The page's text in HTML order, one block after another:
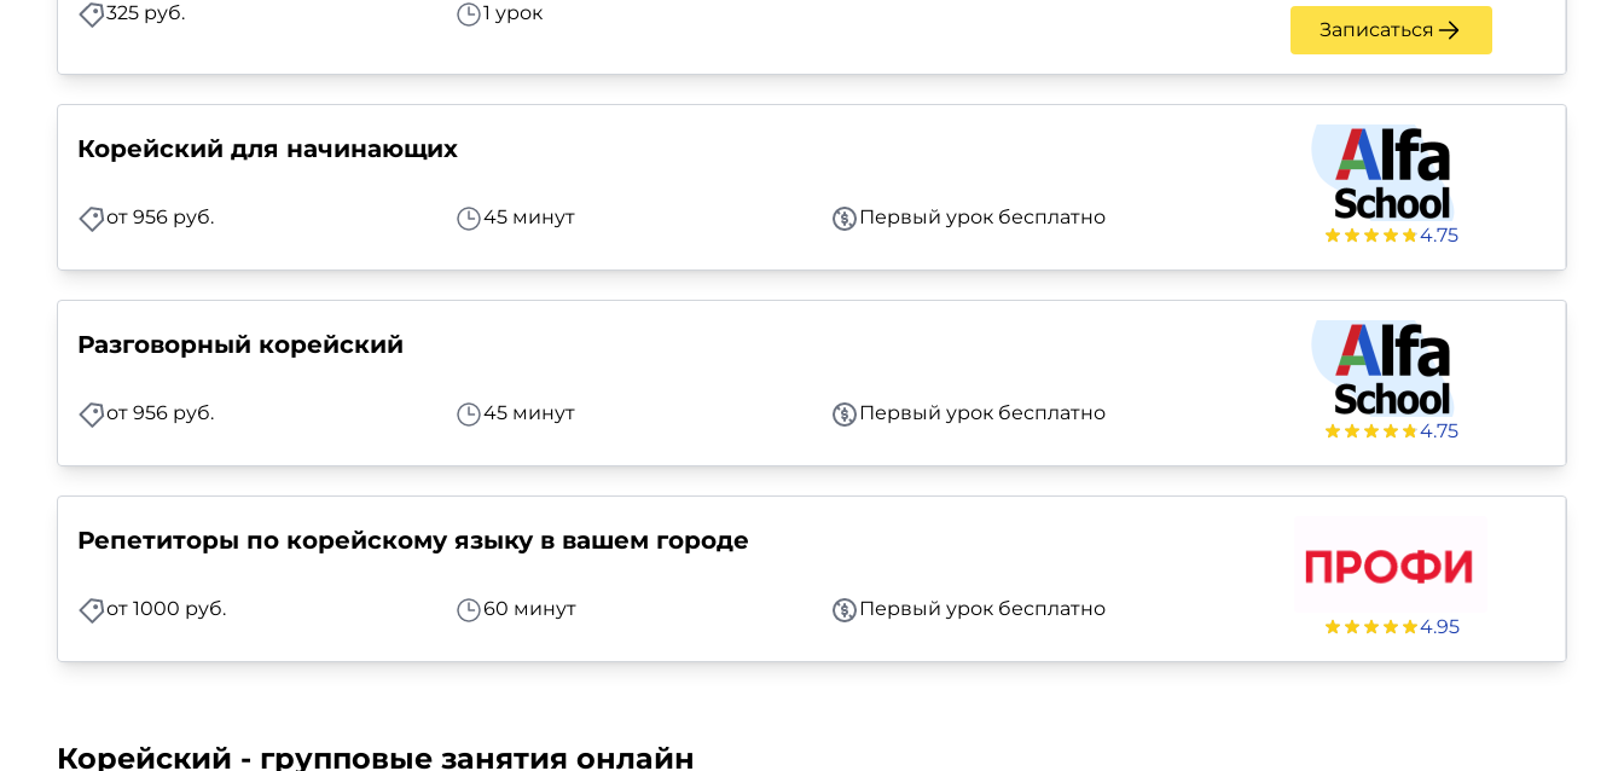
325 руб. 1 урок
Записаться
Корейский для начинающих
от 956 руб. 45 минут Первый урок бесплатно
4.75
Разговорный корейский
от 956 руб. 45 минут Первый урок бесплатно
4.75
Репетиторы по корейскому языку в вашем городе
от 1000 руб. 60 минут Первый урок бесплатно
4.95
Корейский - групповые занятия онлайн
Красота, здоровье, фитнес
Психология и саморазвитие
Прочее
Репетиторы
Тесты на профориентацию